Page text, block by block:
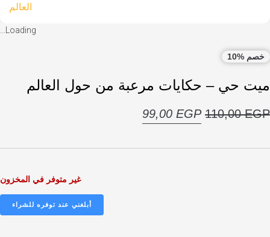
العالم
Loading...
حي – حكايات مرعبة من حول العالم
110,00 السعر
هو:
99,00EGP
السعر
هو:
غير متوفر في المخزون